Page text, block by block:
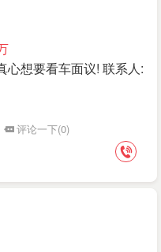
心想要看车面议! 联系人:
评论一下(0)